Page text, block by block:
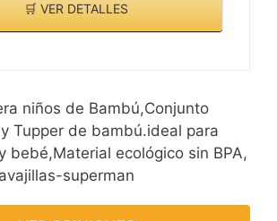
🛒 VER DETALLES
niños de Bambú,Conjunto
Tupper de bambú.ideal para
bebé,Material ecológico sin BPA,
superman